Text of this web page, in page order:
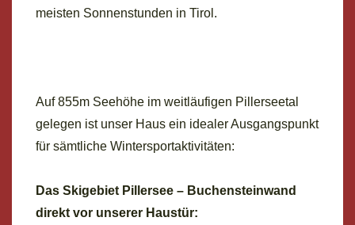
meisten Sonnenstunden in Tirol.
Auf 855m Seehöhe im weitläufigen Pillerseetal
gelegen ist unser Haus ein idealer Ausgangspunkt
für sämtliche Wintersportaktivitäten:
Das Skigebiet Pillersee – Buchensteinwand
direkt vor unserer Haustür: